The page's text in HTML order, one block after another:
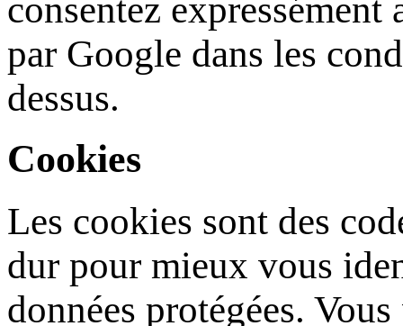
consentez
par Google dans les
dessus.
Cookies
Les cookies sont des
dur pour mieux vous
données protégées.